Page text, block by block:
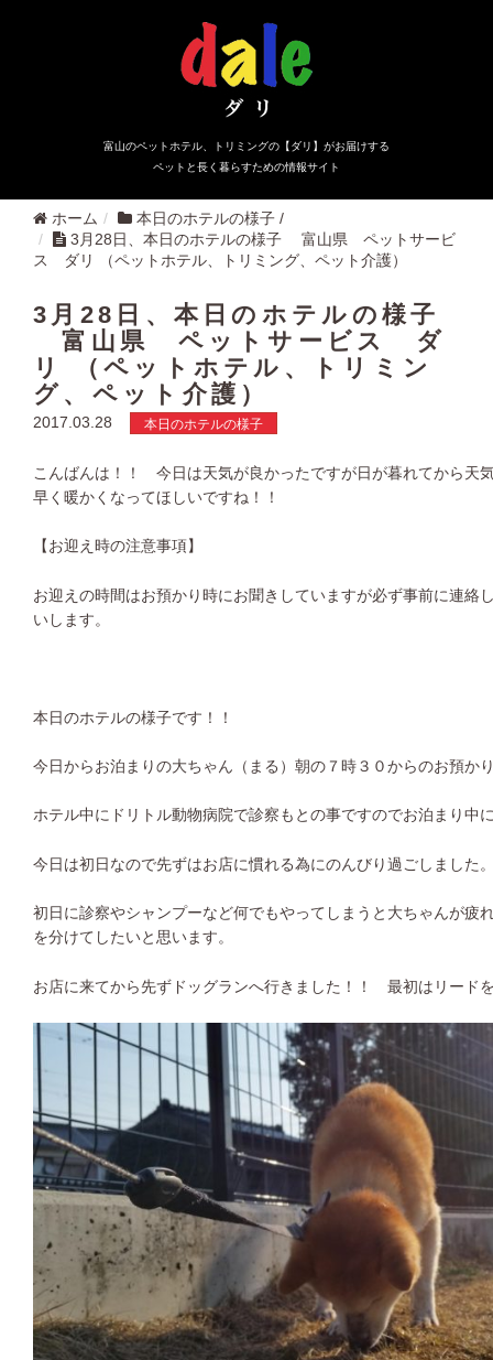
富山のペットホテル、トリミングの【ダリ】がお届けする
ペットと長く暮らすための情報サイト
ホーム 本日のホテルの様子 /
3月28日、本日のホテルの様子 富山県 ペットサービ
ス ダリ （ペットホテル、トリミング、ペット介護）
3月28日、本日のホテルの様子
富山県 ペットサービス ダ
リ （ペットホテル、トリミン
グ、ペット介護）
2017.03.28 本日のホテルの様子
こんばんは！！ 今日は天気が良かったですが日が暮れてから
早く暖かくなってほしいですね！！
【お迎え時の注意事項】
お迎えの時間はお預かり時にお聞きしていますが必ず事前に連絡
いします。
本日のホテルの様子です！！
今日からお泊まりの大ちゃん（まる）朝の７時３０からのお預か
ホテル中にドリトル動物病院で診察もとの事ですのでお泊まり中
今日は初日なので先ずはお店に慣れる為にのんびり過ごしました
初日に診察やシャンプーなど何でもやってしまうと大ちゃんが疲
を分けてしたいと思います。
お店に来てから先ずドッグランへ行きました！！ 最初はリード